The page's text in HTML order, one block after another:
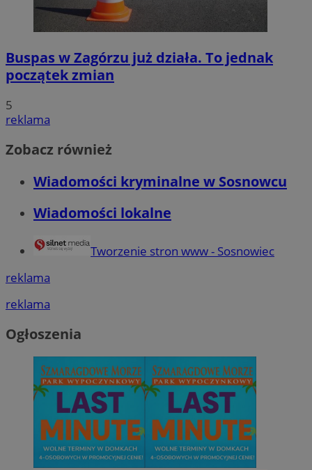
Buspas w Zagórzu już działa. To jednak
początek zmian
5
reklama
Zobacz również
Wiadomości kryminalne w Sosnowcu
Wiadomości lokalne
Tworzenie stron www - Sosnowiec
reklama
reklama
Ogłoszenia